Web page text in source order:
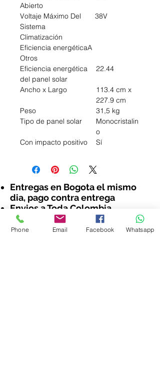
Abierto
Voltaje Máximo Del
Sistema
38V
Climatización
Eficiencia energéticaA
Otros
Eficiencia energética
del panel solar
22.44
Ancho x Largo
113.4 cm x
227.9 cm
Peso
31,5 kg
Tipo de panel solar
Monocristalin
o
Con impacto positivo
Sí
Entregas en Bogota el mismo
dia, pago contra entrega
Envios a Toda Colombia
Phone Email Facebook Whatsapp